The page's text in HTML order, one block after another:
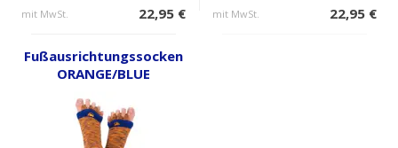
mit MwSt. 22,95 € mit MwSt. 22,95 €
Fußausrichtungssocken
ORANGE/BLUE